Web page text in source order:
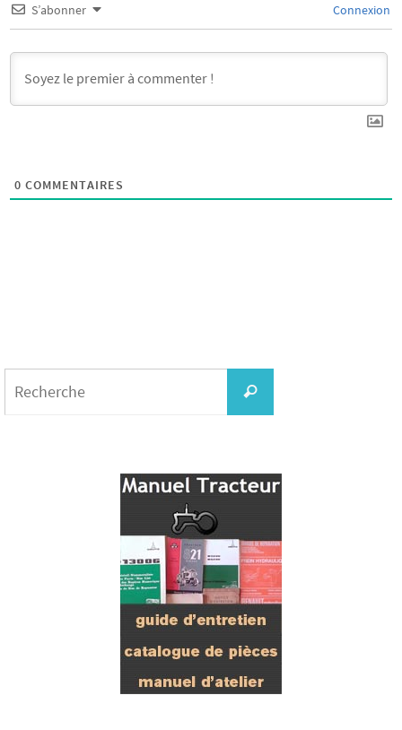
S’abonner Connexion
0 COMMENTAIRES
Recherche